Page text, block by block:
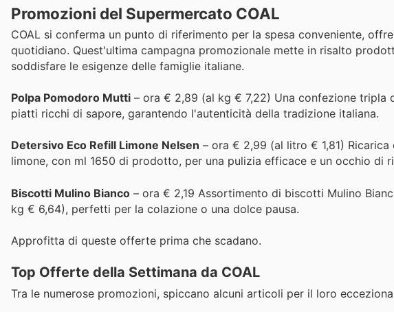
Promozioni del Supermercato COAL
COAL si conferma un punto di riferimento per la spesa conveniente,
quotidiano. Quest'ultima campagna promozionale mette in risalto
soddisfare le esigenze delle famiglie italiane.
Polpa Pomodoro Mutti – ora € 2,89 (al kg € 7,22) Una confezione
piatti ricchi di sapore, garantendo l'autenticità della tradizione italiana.
Detersivo Eco Refill Limone Nelsen – ora € 2,99 (al litro € 1,81)
limone, con ml 1650 di prodotto, per una pulizia efficace e un occhio di
Biscotti Mulino Bianco – ora € 2,19 Assortimento di biscotti Mulino
kg € 6,64), perfetti per la colazione o una dolce pausa.
Approfitta di queste offerte prima che scadano.
Top Offerte della Settimana da COAL
Tra le numerose promozioni, spiccano alcuni articoli per il loro